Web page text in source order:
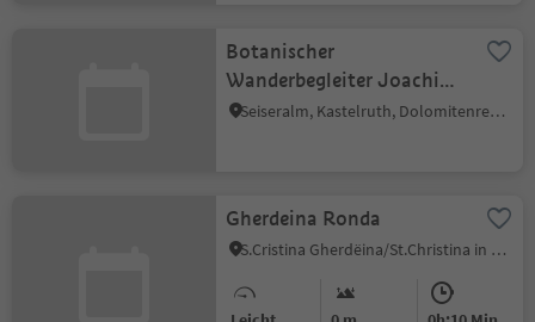
Botanischer
Wanderbegleiter Joachim
Schwarz
Seiseralm, Kastelruth, Dolomitenregion Seiser Alm
Gherdeina Ronda
S.Cristina Gherdëina/St.Christina in Gröden, Wolkenstein Gröden, Dolomitenregion Gröden